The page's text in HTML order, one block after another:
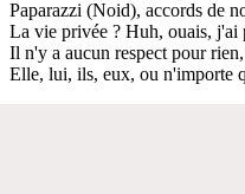
Paparazzi (Noid), accords de
La vie privée ? Huh, ouais, j'ai
Il n'y a aucun respect pour
Elle, lui, ils, eux, ou n'importe